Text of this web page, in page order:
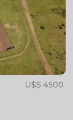
U$S 4500